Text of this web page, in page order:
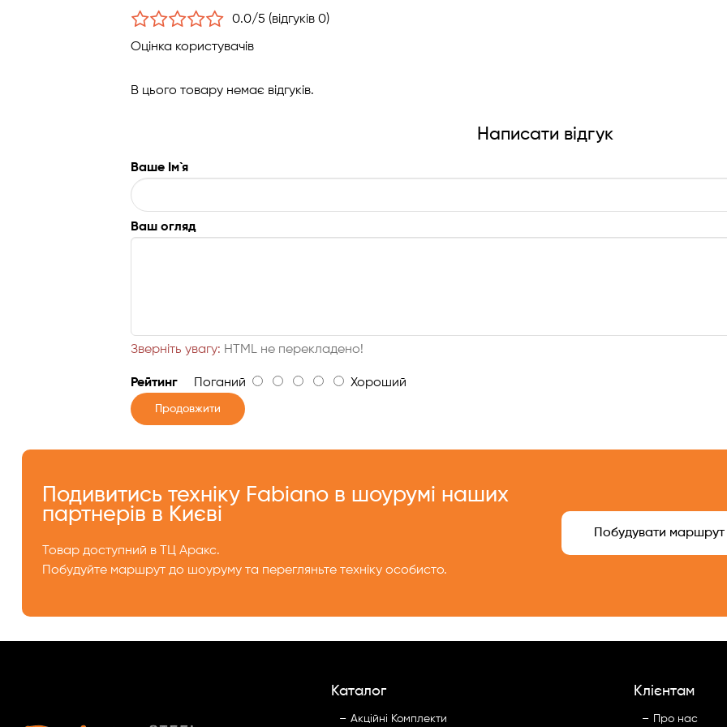
0.0/5 (відгуків 0)
Оцінка користувачів
В цього товару немає відгуків.
Написати відгук
Ваше Ім`я
Ваш огляд
Зверніть увагу: HTML не перекладено!
Рейтинг Поганий Хороший
Продовжити
Подивитись техніку Fabiano в шоурумі наших
партнерів в Києві
Товар доступний в ТЦ Аракс.
Побудуйте маршрут до шоуруму та перегляньте техніку особисто.
Побудувати маршрут
Каталог
Акційні Комплекти
Клієнтам
Про нас